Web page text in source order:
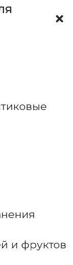
и фруктов